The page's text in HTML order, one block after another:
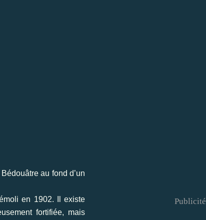
au fond d’un
en 1902. Il existe
fortifiée, mais
Publicité